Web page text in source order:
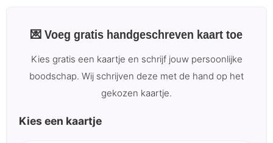
💌 Voeg gratis handgeschreven kaart toe
Kies gratis een kaartje en schrijf jouw persoonlijke
boodschap. Wij schrijven deze met de hand op het
gekozen kaartje.
Kies een kaartje